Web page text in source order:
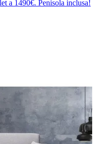
a 1490€. Penisola inclusa!